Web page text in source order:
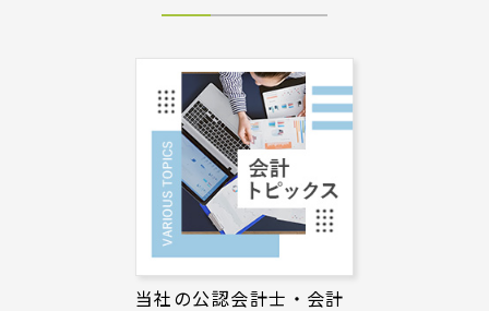
当社の公認会計士・会計